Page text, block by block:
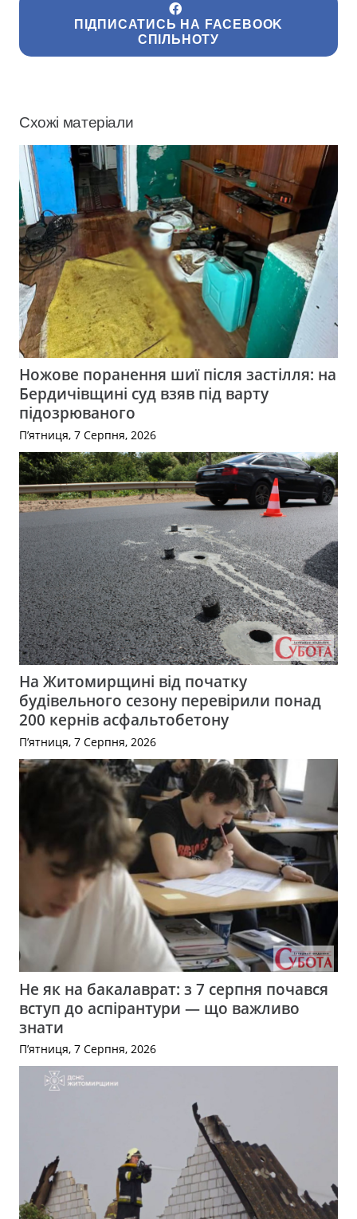
ПІДПИСАТИСЬ НА FACEBOOK
СПІЛЬНОТУ
Схожі матеріали
Ножове поранення шиї після застілля: на
Бердичівщині суд взяв під варту
підозрюваного
П’ятниця, 7 Серпня, 2026
На Житомирщині від початку
будівельного сезону перевірили понад
200 кернів асфальтобетону
П’ятниця, 7 Серпня, 2026
Не як на бакалаврат: з 7 серпня почався
вступ до аспірантури — що важливо
знати
П’ятниця, 7 Серпня, 2026